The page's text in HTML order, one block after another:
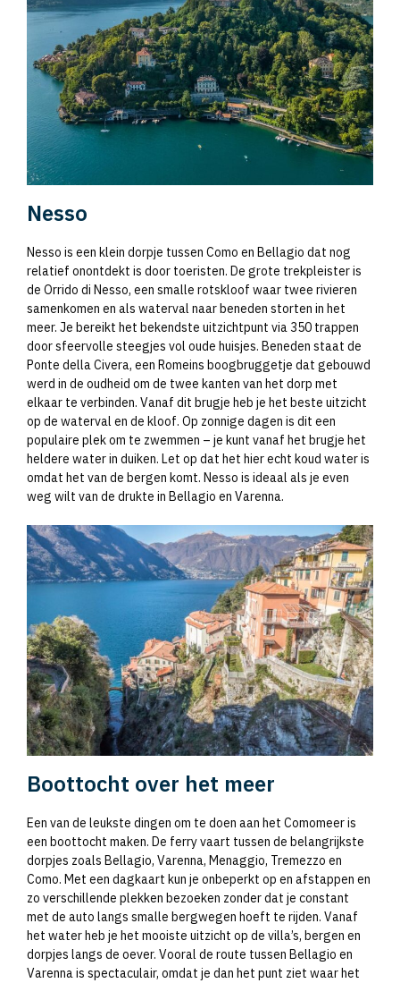
Nesso
Nesso is een klein dorpje tussen Como en Bellagio dat nog
relatief onontdekt is door toeristen. De grote trekpleister is
de Orrido di Nesso, een smalle rotskloof waar twee rivieren
samenkomen en als waterval naar beneden storten in het
meer. Je bereikt het bekendste uitzichtpunt via 350 trappen
door sfeervolle steegjes vol oude huisjes. Beneden staat de
Ponte della Civera, een Romeins boogbruggetje dat gebouwd
werd in de oudheid om de twee kanten van het dorp met
elkaar te verbinden. Vanaf dit brugje heb je het beste uitzicht
op de waterval en de kloof. Op zonnige dagen is dit een
populaire plek om te zwemmen – je kunt vanaf het brugje het
heldere water in duiken. Let op dat het hier echt koud water is
omdat het van de bergen komt. Nesso is ideaal als je even
weg wilt van de drukte in Bellagio en Varenna.
Boottocht over het meer
Een van de leukste dingen om te doen aan het Comomeer is
een boottocht maken. De ferry vaart tussen de belangrijkste
dorpjes zoals Bellagio, Varenna, Menaggio, Tremezzo en
Como. Met een dagkaart kun je onbeperkt op en afstappen en
zo verschillende plekken bezoeken zonder dat je constant
met de auto langs smalle bergwegen hoeft te rijden. Vanaf
het water heb je het mooiste uitzicht op de villa’s, bergen en
dorpjes langs de oever. Vooral de route tussen Bellagio en
Varenna is spectaculair, omdat je dan het punt ziet waar het